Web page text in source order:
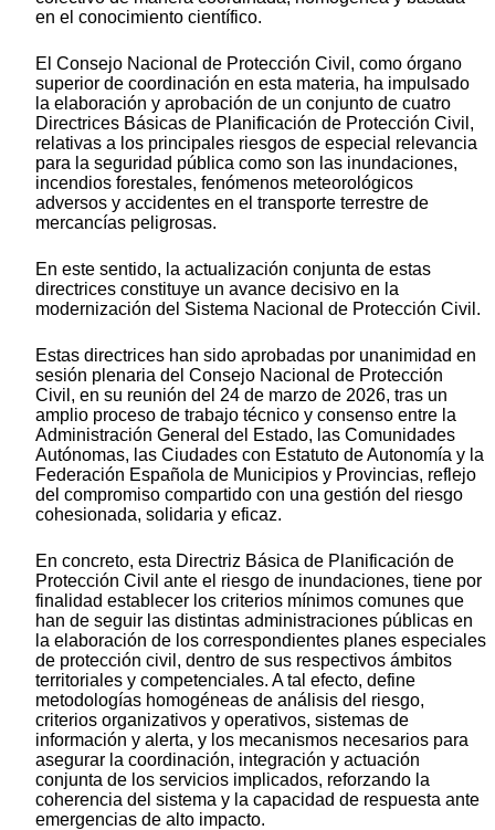
en el conocimiento científico.
El Consejo Nacional de Protección Civil, como órgano
superior de coordinación en esta materia, ha impulsado
la elaboración y aprobación de un conjunto de cuatro
Directrices Básicas de Planificación de Protección Civil,
relativas a los principales riesgos de especial relevancia
para la seguridad pública como son las inundaciones,
incendios forestales, fenómenos meteorológicos
adversos y accidentes en el transporte terrestre de
mercancías peligrosas.
En este sentido, la actualización conjunta de estas
directrices constituye un avance decisivo en la
modernización del Sistema Nacional de Protección Civil.
Estas directrices han sido aprobadas por unanimidad en
sesión plenaria del Consejo Nacional de Protección
Civil, en su reunión del 24 de marzo de 2026, tras un
amplio proceso de trabajo técnico y consenso entre la
Administración General del Estado, las Comunidades
Autónomas, las Ciudades con Estatuto de Autonomía y la
Federación Española de Municipios y Provincias, reflejo
del compromiso compartido con una gestión del riesgo
cohesionada, solidaria y eficaz.
En concreto, esta Directriz Básica de Planificación de
Protección Civil ante el riesgo de inundaciones, tiene por
finalidad establecer los criterios mínimos comunes que
han de seguir las distintas administraciones públicas en
la elaboración de los correspondientes planes especiales
de protección civil, dentro de sus respectivos ámbitos
territoriales y competenciales. A tal efecto, define
metodologías homogéneas de análisis del riesgo,
criterios organizativos y operativos, sistemas de
información y alerta, y los mecanismos necesarios para
asegurar la coordinación, integración y actuación
conjunta de los servicios implicados, reforzando la
coherencia del sistema y la capacidad de respuesta ante
emergencias de alto impacto.